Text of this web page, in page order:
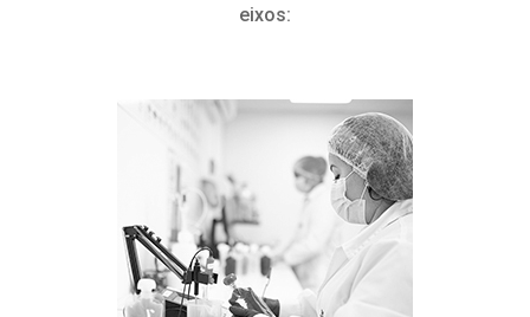
eixos: